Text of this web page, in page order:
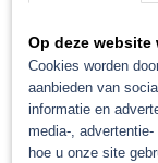
Polijst en
Bespaart tijd
Hoge efficiëntie
Hoogglansniveau
Zonder siliconen
Op deze
Cookies worden
aanbieden van
informatie en
media-,
hoe u onze site